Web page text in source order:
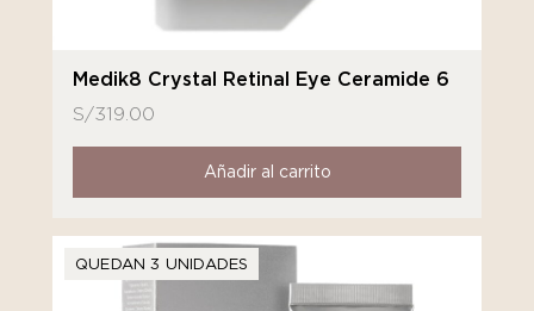
Medik8 Crystal Retinal Eye Ceramide 6
S/319.00
Añadir al carrito
QUEDAN 3 UNIDADES